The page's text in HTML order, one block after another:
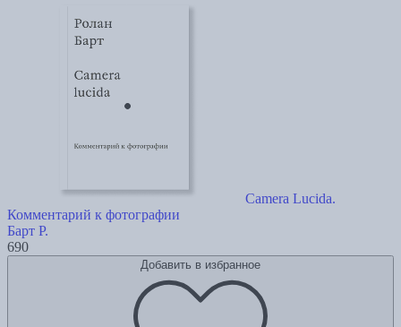
Camera Lucida.
Комментарий к фотографии
Барт Р.
690
Добавить в избранное